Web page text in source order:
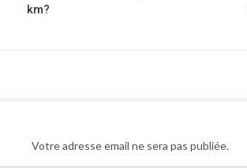
km?
Votre adresse email ne sera pas publiée.